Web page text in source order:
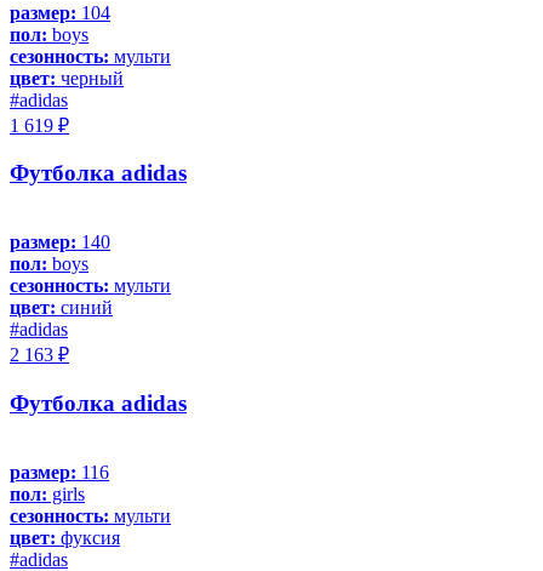
размер: 104
пол: boys
сезонность: мульти
цвет: черный
#adidas
1 619 ₽
Футболка adidas
размер: 140
пол: boys
сезонность: мульти
цвет: синий
#adidas
2 163 ₽
Футболка adidas
размер: 116
пол: girls
сезонность: мульти
цвет: фуксия
#adidas